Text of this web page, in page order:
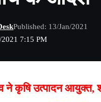
2021 7:15 PM
Published: 13/Jan/2021
ने कृषि उत्पादन आयुक्त,